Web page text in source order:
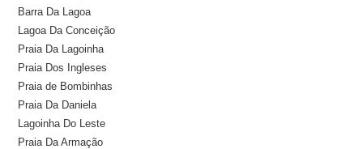
Barra Da Lagoa
Lagoa Da Conceição
Praia Da Lagoinha
Praia Dos Ingleses
Praia de Bombinhas
Praia Da Daniela
Lagoinha Do Leste
Praia Da Armação